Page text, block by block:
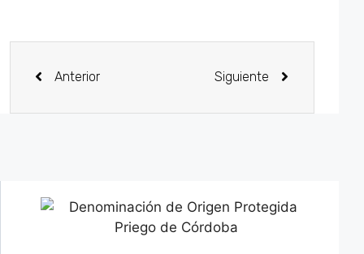
Anterior Siguiente